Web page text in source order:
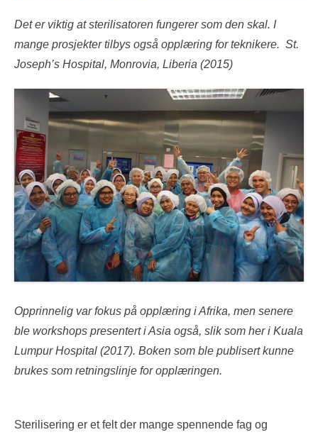
Det er viktig at sterilisatoren fungerer som den skal. I
mange prosjekter tilbys også opplæring for teknikere. St.
Joseph’s Hospital, Monrovia, Liberia (2015)
Opprinnelig var fokus på opplæring i Afrika, men senere
ble workshops presentert i Asia også, slik som her i Kuala
Lumpur Hospital (2017). Boken som ble publisert kunne
brukes som retningslinje for opplæringen.
Sterilisering er et felt der mange spennende fag og